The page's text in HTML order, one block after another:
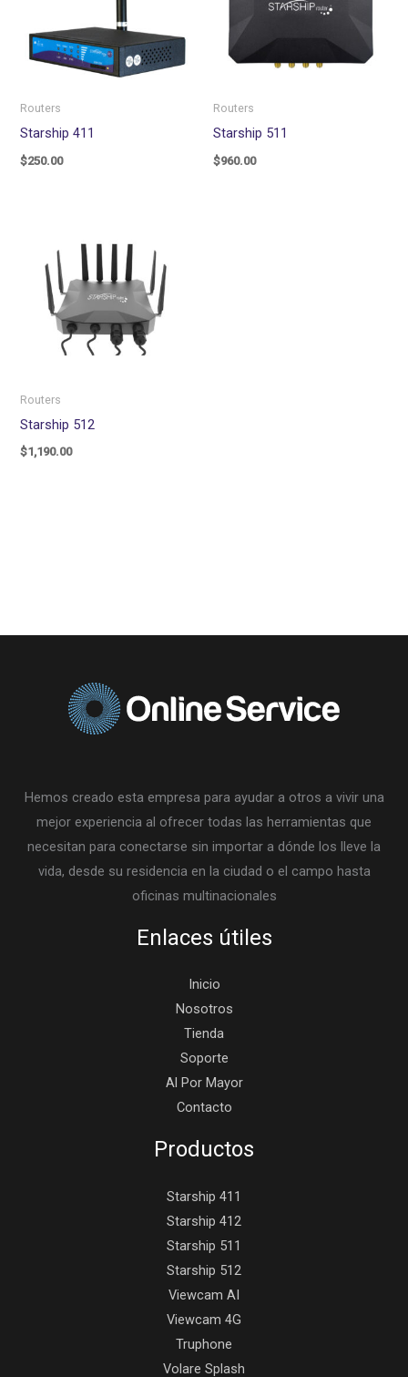
Routers
Starship 411
$250.00
Routers
Starship 511
$960.00
Routers
Starship 512
$1,190.00
Hemos creado esta empresa para ayudar a otros a vivir una
mejor experiencia al ofrecer todas las herramientas que
necesitan para conectarse sin importar a dónde los lleve la
vida, desde su residencia en la ciudad o el campo hasta
oficinas multinacionales
Enlaces útiles
Inicio
Nosotros
Tienda
Soporte
Al Por Mayor
Contacto
Productos
Starship 411
Starship 412
Starship 511
Starship 512
Viewcam AI
Viewcam 4G
Truphone
Volare Splash